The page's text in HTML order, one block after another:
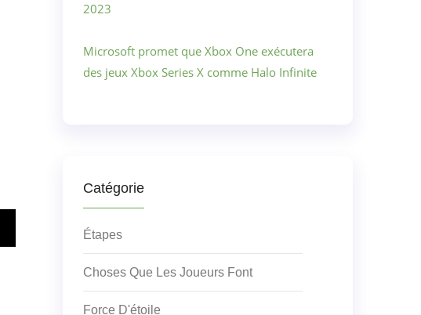
2023
Microsoft promet que Xbox One exécutera
des jeux Xbox Series X comme Halo Infinite
Catégorie
Étapes
Choses Que Les Joueurs Font
Force D'étoile